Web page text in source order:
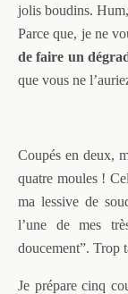
jolis boudins.
Parce que, je ne
de faire un
que vous ne
Coupés en deux,
quatre moules !
ma lessive de
l’une de mes
doucement”.
Je prépare cinq